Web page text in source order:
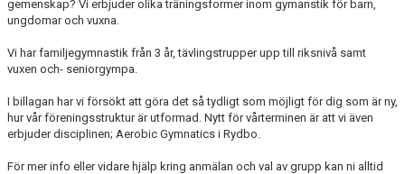
SPONSOR & SUPPORTER
SKADEANMÄLAN
gemenskap? Vi erbjuder olika träningsformer inom gymanstik för barn,
ungdomar och vuxna.
Vi har familjegymnastik från 3 år, tävlingstrupper upp till riksnivå samt
vuxen och- seniorgympa.
I billagan har vi försökt att göra det så tydligt som möjligt för dig som är ny,
hur vår föreningsstruktur är utformad. Nytt för vårterminen är att vi även
erbjuder disciplinen; Aerobic Gymnatics i Rydbo.
För mer info eller vidare hjälp kring anmälan och val av grupp kan ni alltid